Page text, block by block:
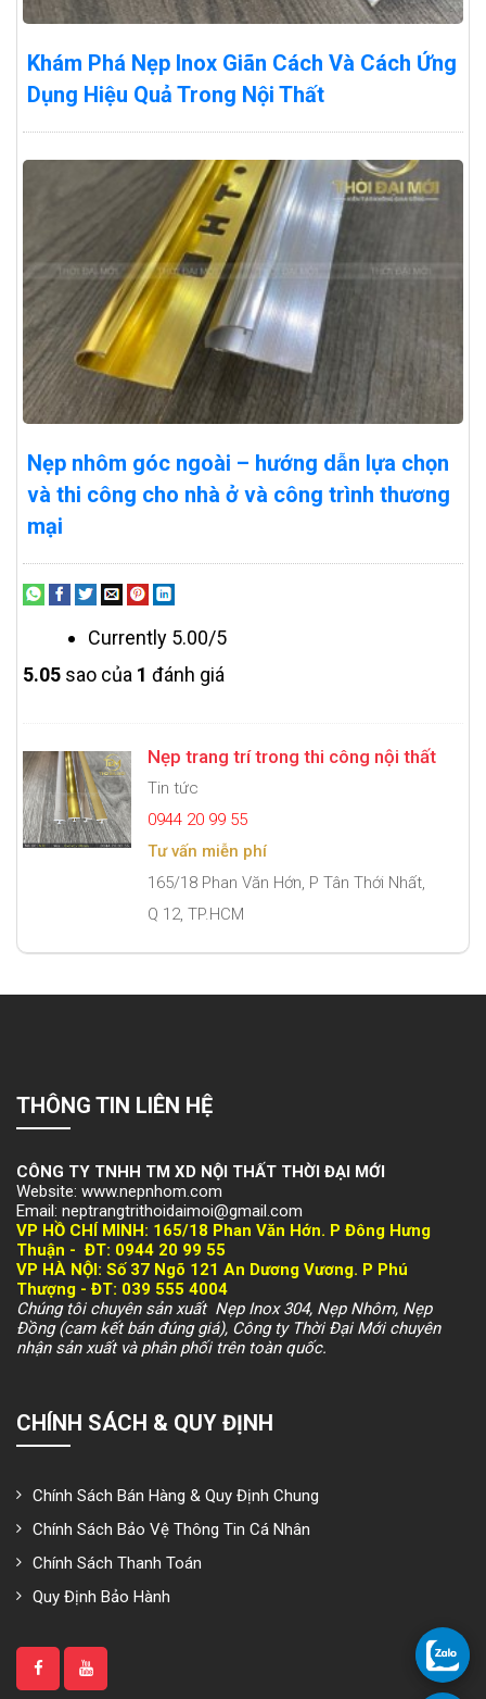
Khám Phá Nẹp Inox Giãn Cách Và Cách Ứng
Dụng Hiệu Quả Trong Nội Thất
Nẹp nhôm góc ngoài – hướng dẫn lựa chọn
và thi công cho nhà ở và công trình thương
mại
Currently 5.00/5
5.05 sao của 1 đánh giá
Nẹp trang trí trong thi công nội thất
Tin tức
0944 20 99 55
Tư vấn miễn phí
165/18 Phan Văn Hớn, P Tân Thới Nhất,
Q 12, TP.HCM
THÔNG TIN LIÊN HỆ
CÔNG TY TNHH TM XD NỘI THẤT THỜI ĐẠI MỚI
Website: www.nepnhom.com
Email: neptrangtrithoidaimoi@gmail.com
VP HỒ CHÍ MINH: 165/18 Phan Văn Hớn. P Đông Hưng
Thuận - ĐT: 0944 20 99 55
VP HÀ NỘI: Số 37 Ngõ 121 An Dương Vương. P Phú
Thượng - ĐT: 039 555 4004
Chúng tôi chuyên sản xuất Nẹp Inox 304, Nẹp Nhôm, Nẹp
Đồng (cam kết bán đúng giá), Công ty Thời Đại Mới chuyên
nhận sản xuất và phân phối trên toàn quốc.
CHÍNH SÁCH & QUY ĐỊNH
Chính Sách Bán Hàng & Quy Định Chung
Chính Sách Bảo Vệ Thông Tin Cá Nhân
Chính Sách Thanh Toán
Quy Định Bảo Hành